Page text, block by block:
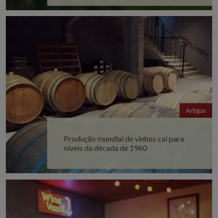
Artigos
Produção mundial de vinhos cai para
níveis da década de 1960